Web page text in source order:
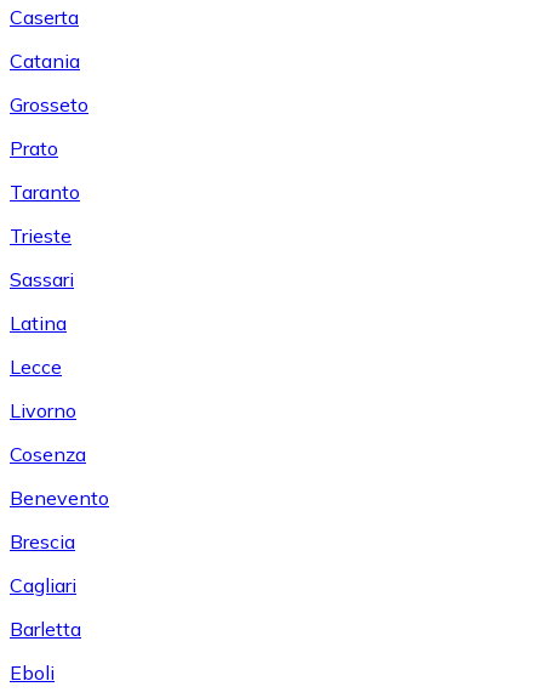
Caserta
Catania
Grosseto
Prato
Taranto
Trieste
Sassari
Latina
Lecce
Livorno
Cosenza
Benevento
Brescia
Cagliari
Barletta
Eboli